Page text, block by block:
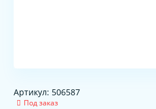
Артикул: 506587
Под заказ